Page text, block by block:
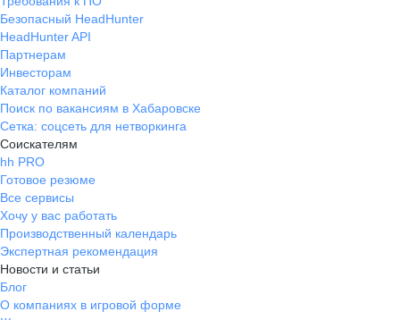
Безопасный HeadHunter
HeadHunter API
Партнерам
Инвесторам
Каталог компаний
Поиск по вакансиям в Хабаровске
Сетка: соцсеть для нетворкинга
Соискателям
hh PRO
Готовое резюме
Все сервисы
Хочу у вас работать
Производственный календарь
Экспертная рекомендация
Новости и статьи
Блог
О компаниях в игровой форме